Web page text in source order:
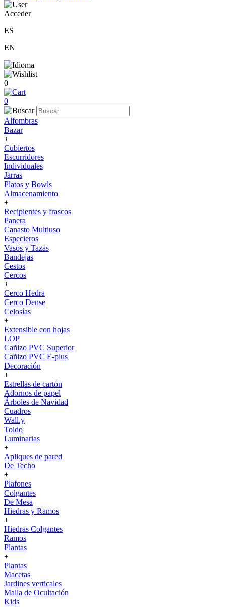
Acceder
ES
EN
0
0
Alfombras
Bazar
+
Cubiertos
Escurridores
Individuales
Jarras
Platos y Bowls
Almacenamiento
+
Recipientes y frascos
Panera
Canasto Multiuso
Especieros
Vasos y Tazas
Bandejas
Cestos
Cercos
+
Cerco Hedra
Cerco Dense
Celosías
+
Extensible con hojas
LOP
Cañizo PVC Superior
Cañizo PVC E-plus
Decoración
+
Estrellas de cartón
Adornos de papel
Árboles de Navidad
Cuadros
Wall.y
Toldo
Luminarias
+
Apliques de pared
De Techo
+
Plafones
Colgantes
De Mesa
Hiedras y Ramos
+
Hiedras Colgantes
Ramos
Plantas
+
Plantas
Macetas
Jardines verticales
Malla de Ocultación
Kids